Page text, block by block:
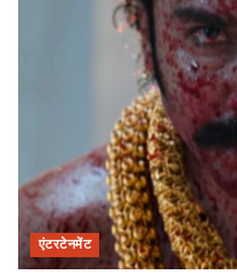
एंटरटेनमेंट